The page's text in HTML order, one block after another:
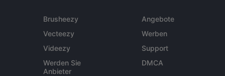
Brusheezy
Vecteezy
Videezy
Werden Sie
Anbieter
Angebote
Werben
Support
DMCA